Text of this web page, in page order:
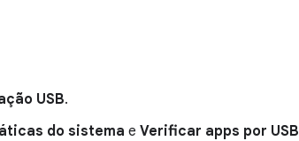
USB.
do sistema e Verificar apps por USB